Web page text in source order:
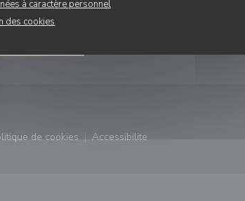
à caractère personnel
des cookies
Instagram ((ouvre une nouvelle fenêtre))
nouvelle fenêtre))
de cookies
((ouvre une nouvelle fenêtre))
Accessibilite
((ouvre une nouvelle fenêtre))